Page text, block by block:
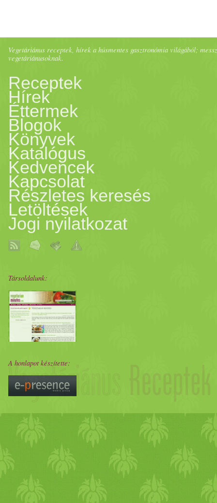
Vegetáriánus receptek, hírek a húsmentes gasztronómia világából;
vegetáriánusoknak.
Receptek
Hírek
Éttermek
Blogok
Könyvek
Katalógus
Kedvencek
Kapcsolat
Részletes keresés
Letöltések
Jogi nyilatkozat
Társoldalunk:
A honlapot készítette: